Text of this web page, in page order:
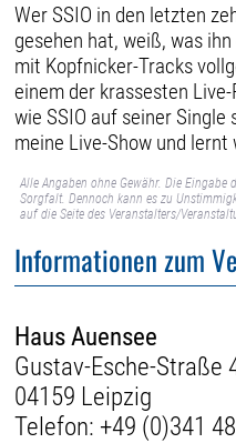
Wer SSIO in den letzten
gesehen hat, weiß, was
mit Kopfnicker-Tracks
einem der krassesten
wie SSIO auf seiner Single
meine Live-Show und lernt
Alle Angaben ohne Gewähr. Die
Sorgfalt. Dennoch kann es zu
auf die Seite des Veranstalters/
Informationen zum
Haus Auensee
Gustav-Esche-Straße
04159 Leipzig
Telefon: +49 (0)341